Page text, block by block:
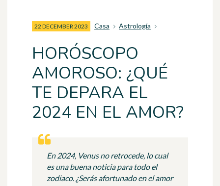
22 DECEMBER 2023 Casa Astrología
HORÓSCOPO
AMOROSO: ¿QUÉ
TE DEPARA EL
2024 EN EL AMOR?
En 2024, Venus no retrocede, lo cual
es una buena noticia para todo el
zodiaco. ¿Serás afortunado en el amor